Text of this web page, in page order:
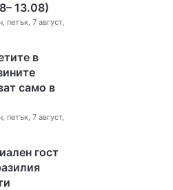
13.08)
петък, 7 август,
в
само в
петък, 7 август,
гост